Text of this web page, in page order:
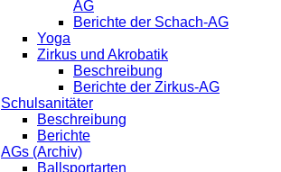
AG
Berichte der Schach-AG
Yoga
Zirkus und Akrobatik
Beschreibung
Berichte der Zirkus-AG
Schulsanitäter
Beschreibung
Berichte
AGs (Archiv)
Ballsportarten